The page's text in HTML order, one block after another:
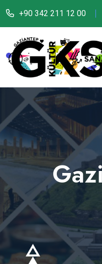
+90 342 211 12 00